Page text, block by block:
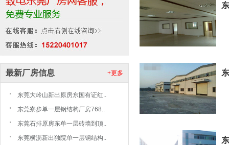
+更多
最新厂房信息
东莞大岭山新出原房东国有证红..
东莞寮步单一层钢结构厂房768..
东莞石排原房东单一层砖墙到顶..
东莞横沥新出独院单一层钢结构..